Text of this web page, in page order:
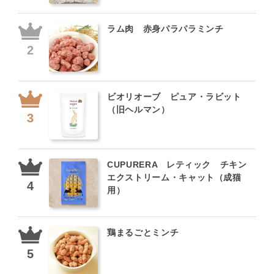
ラム肉 赤身パラパラミンチ
ビオリオーブ ピュア・ラビット
（旧ヘルマン）
CUPURERA レティック チキン
エクストリーム・キャット（成猫
用）
鶏まるごとミンチ